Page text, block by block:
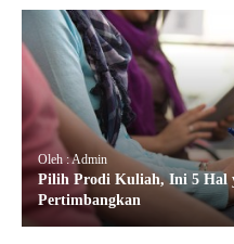
Oleh : Admin
Pilih Prodi Kuliah, Ini 5 Hal
Pertimbangkan